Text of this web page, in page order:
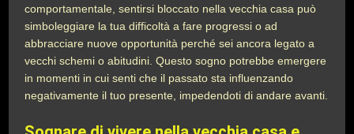
comportamentale, sentirsi bloccato nella vecchia casa può
simboleggiare la tua difficoltà a fare progressi o ad
abbracciare nuove opportunità perché sei ancora legato a
vecchi schemi o abitudini. Questo sogno potrebbe emergere
in momenti in cui senti che il passato sta influenzando
negativamente il tuo presente, impedendoti di andare avanti.